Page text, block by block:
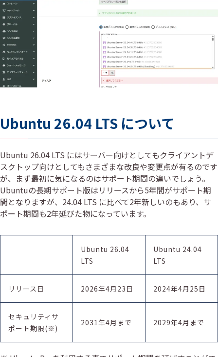
Ubuntu 26.04 LTS について
Ubuntu 26.04 LTS にはサーバー向けとしてもクライアントデ
スクトップ向けとしてもさまざまな改良や変更点が有るのです
が、まず最初に気になるのはサポート期間の違いでしょう。
Ubuntuの長期サポート版はリリースから5年間がサポート期
間となりますが、24.04 LTS に比べて2年新しいのもあり、サ
ポート期間も2年延びた物になっています。
Ubuntu 26.04
LTS
Ubuntu 24.04
LTS
リリース日 2026年4月23日 2024年4月25日
セキュリティサ
ポート期限(※)
2031年4月まで 2029年4月まで